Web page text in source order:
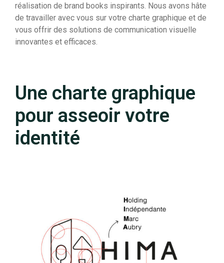
réalisation de brand books inspirants. Nous avons hâte
de travailler avec vous sur votre charte graphique et de
vous offrir des solutions de communication visuelle
innovantes et efficaces.
Une charte graphique
pour asseoir votre
identité